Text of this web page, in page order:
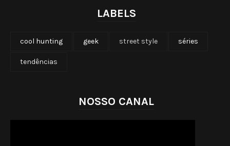
LABELS
cool hunting geek street style séries
tendências
NOSSO CANAL